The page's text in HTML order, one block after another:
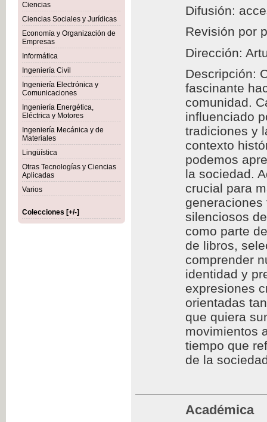
Ciencias
Ciencias Sociales y Jurídicas
Economía y Organización de
Empresas
Informática
Ingeniería Civil
Ingeniería Electrónica y
Comunicaciones
Ingeniería Energética,
Eléctrica y Motores
Ingeniería Mecánica y de
Materiales
Lingüística
Otras Tecnologías y Ciencias
Aplicadas
Varios
Colecciones [+/-]
Difusión:
Revisión por
Dirección:
Descripción:
fascinante
comunidad.
influenciado
tradiciones y
contexto
podemos
la sociedad.
crucial para
silenciosos
como parte
de libros,
comprender
identidad y
expresiones
orientadas
que quiera
movimientos
tiempo que
de la
Académica